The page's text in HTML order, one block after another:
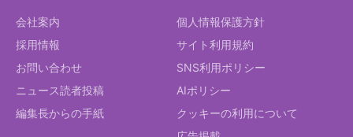
会社案内
採用情報
お問い合わせ
ニュース読者投稿
編集長からの手紙
個人情報保護方針
サイト利用規約
SNS利用ポリシー
AIポリシー
クッキーの利用について